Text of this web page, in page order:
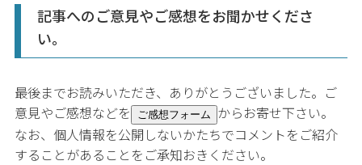
記事へのご意見やご感想をお聞かせくださ
い。
最後までお読みいただき、ありがとうございました。ご
意見やご感想などを
ご感想フォーム からお寄せ下さい。
なお、個人情報を公開しないかたちでコメントをご紹介
することがあることをご承知おきください。